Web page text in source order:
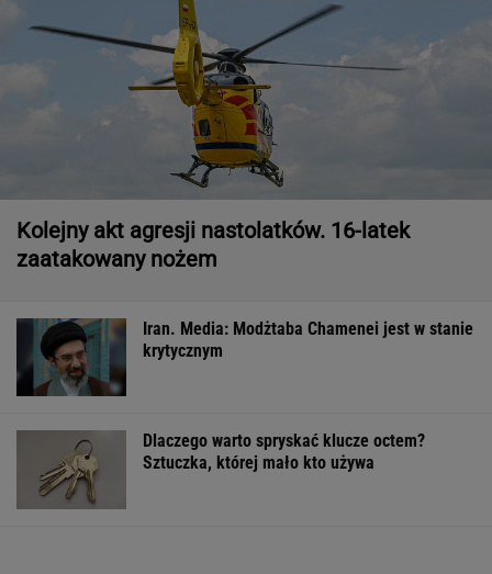
Kolejny akt agresji nastolatków. 16-latek
zaatakowany nożem
Iran. Media: Modżtaba Chamenei jest w stanie
krytycznym
Dlaczego warto spryskać klucze octem?
Sztuczka, której mało kto używa